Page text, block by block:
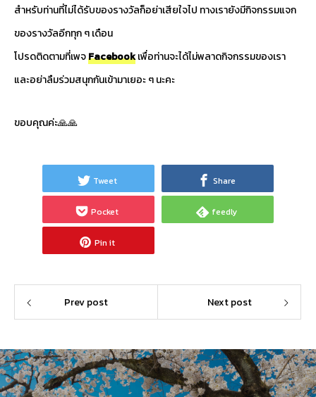
สำหรับท่านที่ไม่ได้รับของรางวัลก็อย่าเสียใจไป ทางเรายังมีกิจกรรมแจก
ของรางวัลอีกทุก ๆ เดือน
โปรดติดตามที่เพจFacebookเพื่อท่านจะได้ไม่พลาดกิจกรรมของเรา
และอย่าลืมร่วมสนุกกันเข้ามาเยอะ ๆ นะคะ
ขอบคุณค่ะ🙏🙏
Tweet Share
Pocket feedly
Pin it
Prev post Next post